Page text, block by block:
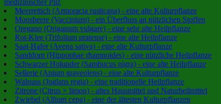
Meerrettich (Armoracia rusticana) - eine alte Kulturpflanze
Moosbeere (Vaccinium) - ein Überfluss an nützlichen Stoffen
Oregano (Origanum vulgare) - eine sehr alte Heilpflanze
Rot-Klee (Trifolium pratense) - eine alte Heilpflanze
Saat-Hafer (Avena sativa) - eine alte Kulturpflanze
Sanddorn (Hippophae rhamnoides) - eine nützliche Heilpflanze
Schwarzer Holunder (Sambucus nigra) - eine alte Heilpflanze
Sellerie (Apium graveolens) - eine alte Kulturpflanze
Walnuss (Juglans regia) - eine traditionelle Heilpflanze
Zitrone (Citrus × limon) - altes Hausmittel und Naturheilmittel
Zwiebel (Allium cepa) - eine der ältesten Kulturpflanzen